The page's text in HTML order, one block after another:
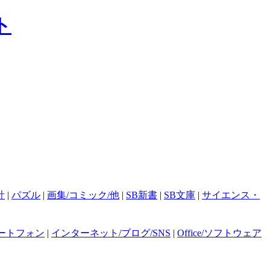
| パズル | 画集/コミック/他 | SB新書 | SB文庫 | サイエンス・
トフォン | インターネット/ブログ/SNS | Office/ソフトウェア